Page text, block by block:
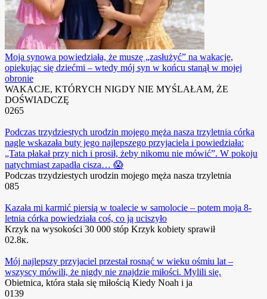
Moja synowa powiedziała, że ​​muszę „zasłużyć” na wakacje,
opiekując się dziećmi – wtedy mój syn w końcu stanął w mojej
obronie
WAKACJE, KTÓRYCH NIGDY NIE MYŚLAŁAM, ŻE
DOŚWIADCZĘ
0265
Podczas trzydziestych urodzin mojego męża nasza trzyletnia córka
nagle wskazała buty jego najlepszego przyjaciela i powiedziała:
„Tata płakał przy nich i prosił, żeby nikomu nie mówić”. W pokoju
natychmiast zapadła cisza… 😱
Podczas trzydziestych urodzin mojego męża nasza trzyletnia
085
Kazała mi karmić piersią w toalecie w samolocie – potem moja 8-
letnia córka powiedziała coś, co ją uciszyło
Krzyk na wysokości 30 000 stóp Krzyk kobiety sprawił
02.8к.
Mój najlepszy przyjaciel przestał rosnąć w wieku ośmiu lat –
wszyscy mówili, że nigdy nie znajdzie miłości. Mylili się.
Obietnica, która stała się miłością Kiedy Noah i ja
0139